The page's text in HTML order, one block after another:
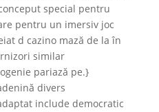
special pentru
pentru un imersiv joc
d cazino mază de la în
similar
pariază pe.}
divers
include democratic